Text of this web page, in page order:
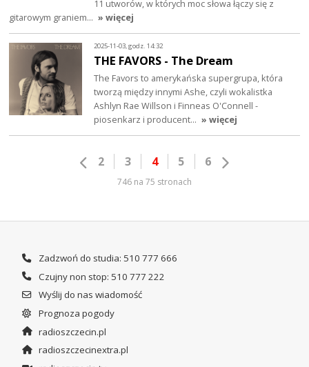
11 utworów, w których moc słowa łączy się z
gitarowym graniem… » więcej
2025-11-03, godz. 14:32
THE FAVORS - The Dream
The Favors to amerykańska supergrupa, która
tworzą między innymi Ashe, czyli wokalistka
Ashlyn Rae Willson i Finneas O'Connell -
piosenkarz i producent… » więcej
2 3 4 5 6
746 na 75 stronach
Zadzwoń do studia: 510 777 666
Czujny non stop: 510 777 222
Wyślij do nas wiadomość
Prognoza pogody
radioszczecin.pl
radioszczecinextra.pl